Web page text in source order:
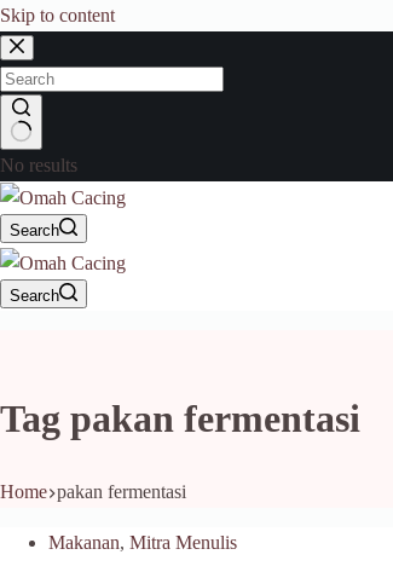
Skip to content
No results
Search
Search
Tag pakan fermentasi
Home pakan fermentasi
Makanan, Mitra Menulis